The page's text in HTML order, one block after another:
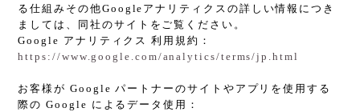
る仕組みその他Googleアナリティクスの詳しい情報につき
ましては、同社のサイトをご覧ください。
Google アナリティクス 利用規約：
https://www.google.com/analytics/terms/jp.html
お客様が Google パートナーのサイトやアプリを使用する
際の Google によるデータ使用：